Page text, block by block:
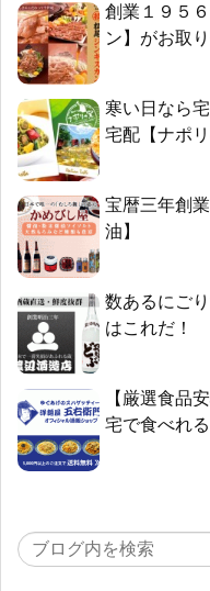
創業１９５
ン】がお取
寒い日なら
宅配【ナポリ
宝暦三年創
油】
数あるにご
はこれだ！
【厳選食品
宅で食べれる